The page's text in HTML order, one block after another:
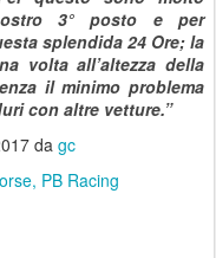
3° posto e per
splendida 24 Ore; la
volta all’altezza della
il minimo problema
con altre vetture.”
da gc
PB Racing